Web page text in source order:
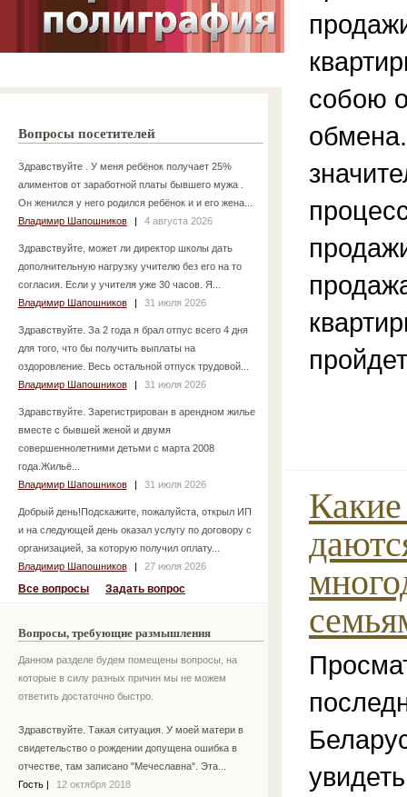
Вопросы посетителей
Здравствуйте . У меня ребёнок получает 25%
алиментов от заработной платы бывшего мужа .
Он женился у него родился ребёнок и и его жена...
Владимир Шапошников
| 4 августа 2026
Здравствуйте, может ли директор школы дать
дополнительную нагрузку учителю без его на то
согласия. Если у учителя уже 30 часов. Я...
Владимир Шапошников
| 31 июля 2026
Здравствуйте. За 2 года я брал отпус всего 4 дня
для того, что бы получить выплаты на
оздоровление. Весь остальной отпуск трудовой...
Владимир Шапошников
| 31 июля 2026
Здравствуйте. Зарегистрирован в арендном жилье
вместе с бывшей женой и двумя
совершеннолетними детьми с марта 2008
года.Жильё...
Владимир Шапошников
| 31 июля 2026
Добрый день!Подскажите, пожалуйста, открыл ИП
и на следующей день оказал услугу по договору с
организацией, за которую получил оплату...
Владимир Шапошников
| 27 июля 2026
Все вопросы Задать вопрос
Вопросы, требующие размышления
Данном разделе будем помещены вопросы, на
которые в силу разных причин мы не можем
ответить достаточно быстро.
Здравствуйте. Такая ситуация. У моей матери в
свидетельство о рождении допущена ошибка в
отчестве, там записано "Мечеславна". Эта...
Гость
12 октября 2018
собою